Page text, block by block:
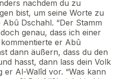
nachdem du zu
bist, um seine Worte zu
Dschahl. “Der Stamm
genau, dass ich einer
er Abû
dann äußern, dass du den
hasst, dann lass dein Volk
er Al-Walîd vor. “Was kann